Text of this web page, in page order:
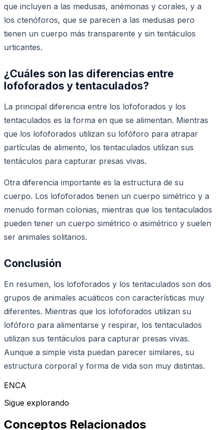
que incluyen a las medusas, anémonas y corales, y a
los ctenóforos, que se parecen a las medusas pero
tienen un cuerpo más transparente y sin tentáculos
urticantes.
¿Cuáles son las diferencias entre
lofoforados y tentaculados?
La principal diferencia entre los lofoforados y los
tentaculados es la forma en que se alimentan. Mientras
que los lofoforados utilizan su lofóforo para atrapar
partículas de alimento, los tentaculados utilizan sus
tentáculos para capturar presas vivas.
Otra diferencia importante es la estructura de su
cuerpo. Los lofoforados tienen un cuerpo simétrico y a
menudo forman colonias, mientras que los tentaculados
pueden tener un cuerpo simétrico o asimétrico y suelen
ser animales solitarios.
Conclusión
En resumen, los lofoforados y los tentaculados son dos
grupos de animales acuáticos con características muy
diferentes. Mientras que los lofoforados utilizan su
lofóforo para alimentarse y respirar, los tentaculados
utilizan sus tentáculos para capturar presas vivas.
Aunque a simple vista puedan parecer similares, su
estructura corporal y forma de vida son muy distintas.
ENCA
Sigue explorando
Conceptos Relacionados